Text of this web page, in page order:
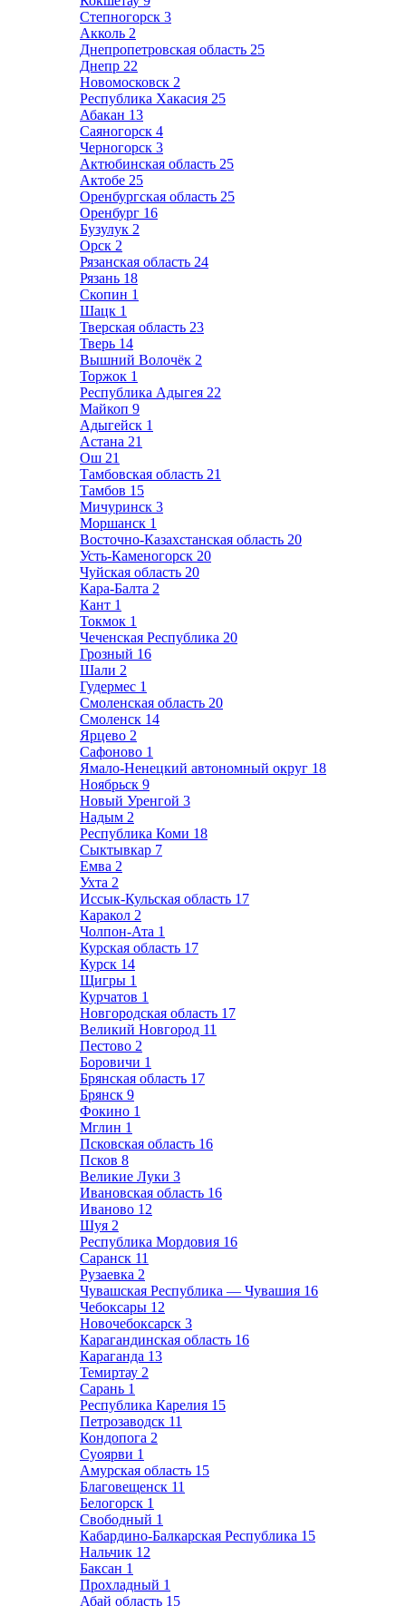
Степногорск 3
Акколь 2
Днепропетровская область 25
Днепр 22
Новомосковск 2
Республика Хакасия 25
Абакан 13
Саяногорск 4
Черногорск 3
Актюбинская область 25
Актобе 25
Оренбургская область 25
Оренбург 16
Бузулук 2
Орск 2
Рязанская область 24
Рязань 18
Скопин 1
Шацк 1
Тверская область 23
Тверь 14
Вышний Волочёк 2
Торжок 1
Республика Адыгея 22
Майкоп 9
Адыгейск 1
Астана 21
Ош 21
Тамбовская область 21
Тамбов 15
Мичуринск 3
Моршанск 1
Восточно-Казахстанская область 20
Усть-Каменогорск 20
Чуйская область 20
Кара-Балта 2
Кант 1
Токмок 1
Чеченская Республика 20
Грозный 16
Шали 2
Гудермес 1
Смоленская область 20
Смоленск 14
Ярцево 2
Сафоново 1
Ямало-Ненецкий автономный округ 18
Ноябрьск 9
Новый Уренгой 3
Надым 2
Республика Коми 18
Сыктывкар 7
Емва 2
Ухта 2
Иссык-Кульская область 17
Каракол 2
Чолпон-Ата 1
Курская область 17
Курск 14
Щигры 1
Курчатов 1
Новгородская область 17
Великий Новгород 11
Пестово 2
Боровичи 1
Брянская область 17
Брянск 9
Фокино 1
Мглин 1
Псковская область 16
Псков 8
Великие Луки 3
Ивановская область 16
Иваново 12
Шуя 2
Республика Мордовия 16
Саранск 11
Рузаевка 2
Чувашская Республика — Чувашия 16
Чебоксары 12
Новочебоксарск 3
Карагандинская область 16
Караганда 13
Темиртау 2
Сарань 1
Республика Карелия 15
Петрозаводск 11
Кондопога 2
Суоярви 1
Амурская область 15
Благовещенск 11
Белогорск 1
Свободный 1
Кабардино-Балкарская Республика 15
Нальчик 12
Баксан 1
Прохладный 1
Абай область 15